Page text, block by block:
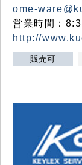
ome-
営業時間：
http://
販売可